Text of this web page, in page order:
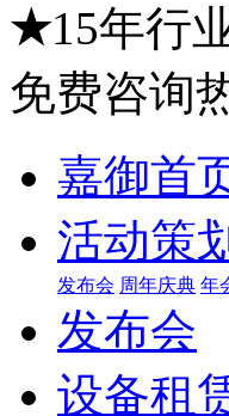
★15年行
免费咨询
嘉御首
活动策
发布会 周年庆典 年
发布会
设备租